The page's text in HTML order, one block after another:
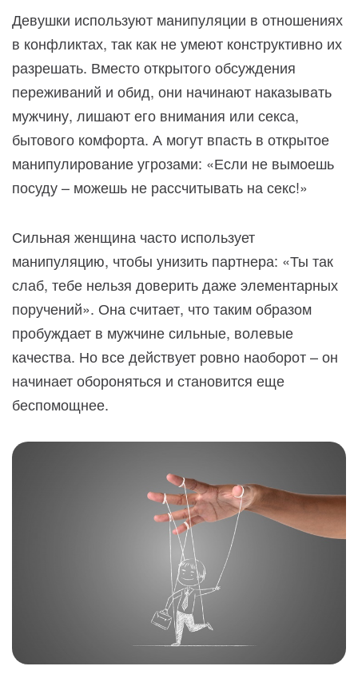
Девушки используют манипуляции в отношениях
в конфликтах, так как не умеют конструктивно их
разрешать. Вместо открытого обсуждения
переживаний и обид, они начинают наказывать
мужчину, лишают его внимания или секса,
бытового комфорта. А могут впасть в открытое
манипулирование угрозами: «Если не вымоешь
посуду – можешь не рассчитывать на секс!»
Сильная женщина часто использует
манипуляцию, чтобы унизить партнера: «Ты так
слаб, тебе нельзя доверить даже элементарных
поручений». Она считает, что таким образом
пробуждает в мужчине сильные, волевые
качества. Но все действует ровно наоборот – он
начинает обороняться и становится еще
беспомощнее.